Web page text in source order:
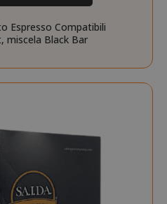
Espresso Compatibili
miscela Black Bar